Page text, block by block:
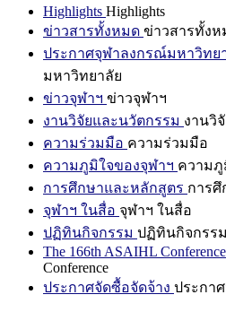
Highlights Highlights
ข่าวสารทั้งหมด ข่าวสารทั้งห
ประกาศจุฬาลงกรณ์มหาวิทย
มหาวิทยาลัย
ข่าวจุฬาฯ ข่าวจุฬาฯ
งานวิจัยและนวัตกรรม งานวิ
ความร่วมมือ ความร่วมมือ
ความภูมิใจของจุฬาฯ ความภู
การศึกษาและหลักสูตร การ
จุฬาฯ ในสื่อ จุฬาฯ ในสื่อ
ปฏิทินกิจกรรม ปฏิทินกิจกรรม
The 166th ASAIHL Conference
Conference
ประกาศจัดซื้อจัดจ้าง ประกา